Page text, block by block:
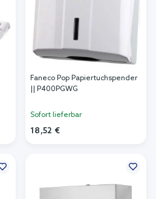
Faneco Pop Papiertuchspender
|| P400PGWG
Sofort lieferbar
18,52 €